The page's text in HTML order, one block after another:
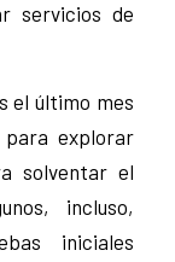
servicios de
el último mes
explorar
solventar el
incluso,
iniciales